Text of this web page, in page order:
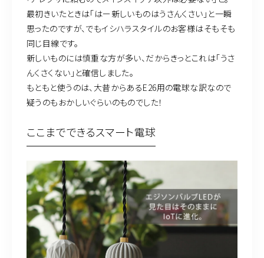
最初きいたときは「はー新しいものはうさんくさい」と一瞬
思ったのですが、でもイシハラスタイルのお客様はそもそも
同じ目線です。
新しいものには慎重な方が多い、だからきっとこれは「うさ
んくさくない」と確信しました。
もともと使うのは、大昔からあるE26用の電球な訳なので
疑うのもおかしいぐらいのものでした！
ここまでできるスマート電球